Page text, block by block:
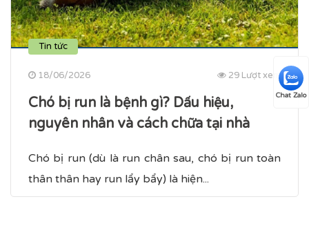
Tin tức
18/06/2026 29 Lượt xem
Chó bị run là bệnh gì? Dấu hiệu,
nguyên nhân và cách chữa tại nhà
Chó bị run (dù là run chân sau, chó bị run toàn
thân​ thân hay run lẩy bẩy) là hiện...
Chat Zalo